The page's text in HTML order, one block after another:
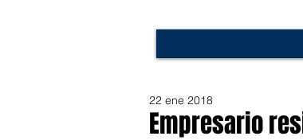
Empresario
22 ene 2018